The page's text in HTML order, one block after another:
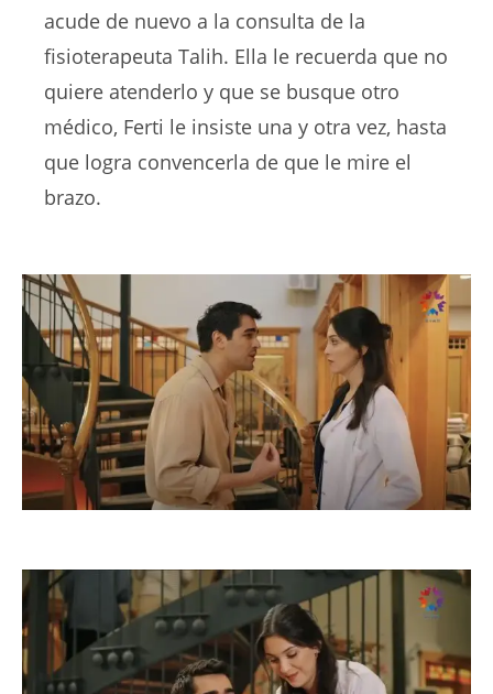
acude de nuevo a la consulta de la
fisioterapeuta Talih. Ella le recuerda que no
quiere atenderlo y que se busque otro
médico, Ferti le insiste una y otra vez, hasta
que logra convencerla de que le mire el
brazo.